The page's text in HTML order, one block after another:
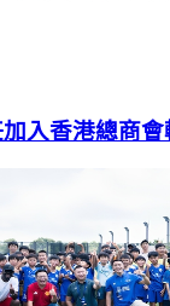
入香港總商